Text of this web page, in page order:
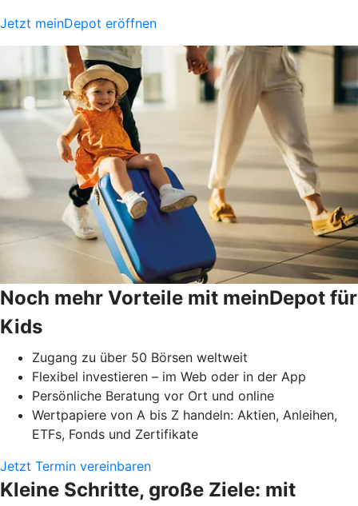
Jetzt meinDepot eröffnen
Noch mehr Vorteile mit meinDepot für
Kids
Zugang zu über 50 Börsen weltweit
Flexibel investieren – im Web oder in der App
Persönliche Beratung vor Ort und online
Wertpapiere von A bis Z handeln: Aktien, Anleihen,
ETFs, Fonds und Zertifikate
Jetzt Termin vereinbaren
Kleine Schritte, große Ziele: mit